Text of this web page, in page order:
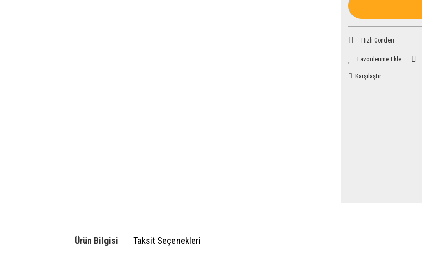
Hızlı Gönderi
Karşılaştır
Ürün Bilgisi Taksit Seçenekleri